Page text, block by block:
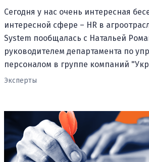
Сегодня у нас очень интересная
интересной сфере – HR в
System пообщалась с Натальей
руководителем департамента по
персоналом в группе компаний
Эксперты